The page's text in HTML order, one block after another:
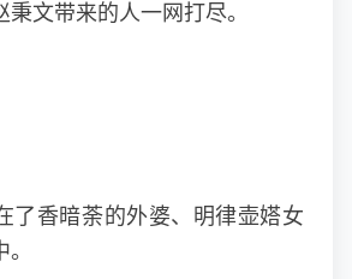
文带来的人一网打尽。
了香暗荼的外婆、明律壶㜓女